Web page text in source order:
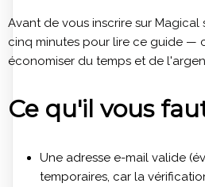
Avant de vous inscrire sur Magical
cinq minutes pour lire ce guide —
économiser du temps et de
Ce qu'il vous
Une adresse e-mail valide
temporaires, car la